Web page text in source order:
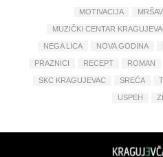
MOTIVACIJA
MUZIČKI CENTAR
NEGA LICA NOVA GODINA
PRAZNICI RECEPT ROMAN
SKC KRAGUJEVAC SREĆA
USPEH